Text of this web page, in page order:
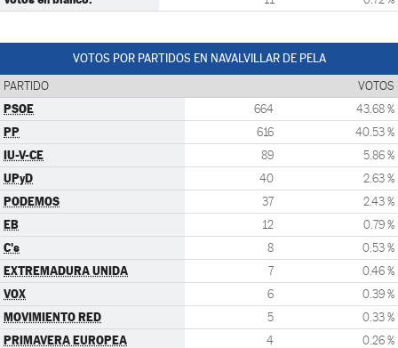
VOTOS POR PARTIDOS EN NAVALVILLAR DE PELA
PARTIDO VOTOS
PSOE 664 43.68 %
PP 616 40.53 %
IU-V-CE 89 5.86 %
UPyD 40 2.63 %
PODEMOS 37 2.43 %
EB 12 0.79 %
C's 8 0.53 %
EXTREMADURA UNIDA 7 0.46 %
VOX 6 0.39 %
MOVIMIENTO RED 5 0.33 %
PRIMAVERA EUROPEA 4 0.26 %